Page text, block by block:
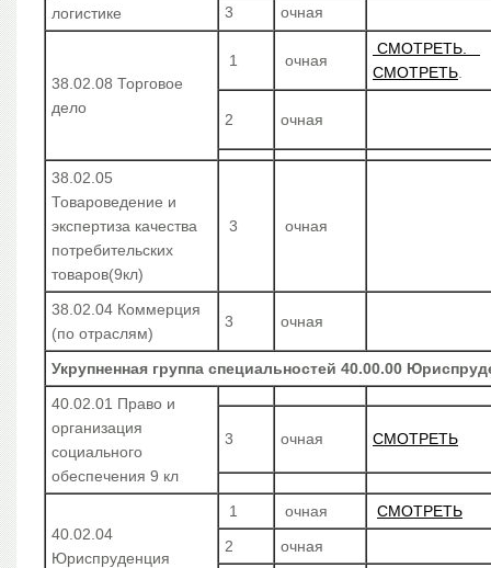
логистике
3 очная
38.02.08 Торговое
дело
1 очная
СМОТРЕТЬ.
СМОТРЕТЬ
2 очная
38.02.05
Товароведение и
экспертиза качества
потребительских
товаров(9кл)
3 очная
38.02.04 Коммерция
(по отраслям)
3 очная
Укрупненная группа специальностей 40.00.00
40.02.01 Право и
организация
социального
обеспечения 9 кл
3 очная СМОТРЕТЬ
40.02.04
Юриспруденция
1 очная
СМОТРЕТЬ
2
очная